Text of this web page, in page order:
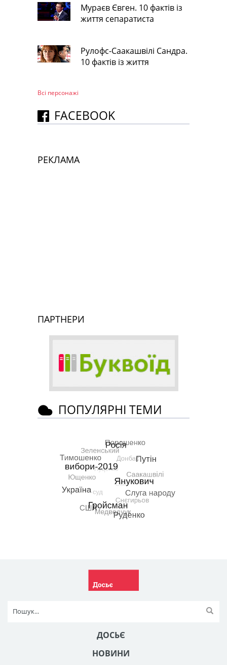
Мураєв Євген. 10 фактів із
життя сепаратиста
Рулофс-Саакашвілі Сандра.
10 фактів із життя
Всі персонажi
FACEBOOK
РЕКЛАМА
ПАРТНЕРИ
ПОПУЛЯРНІ ТЕМИ
ДОСЬЄ
НОВИНИ